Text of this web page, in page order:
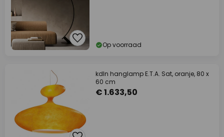
Op voorraad
kdln hanglamp E.T.A. Sat, oranje, 80 x
60 cm
€ 1.633,50